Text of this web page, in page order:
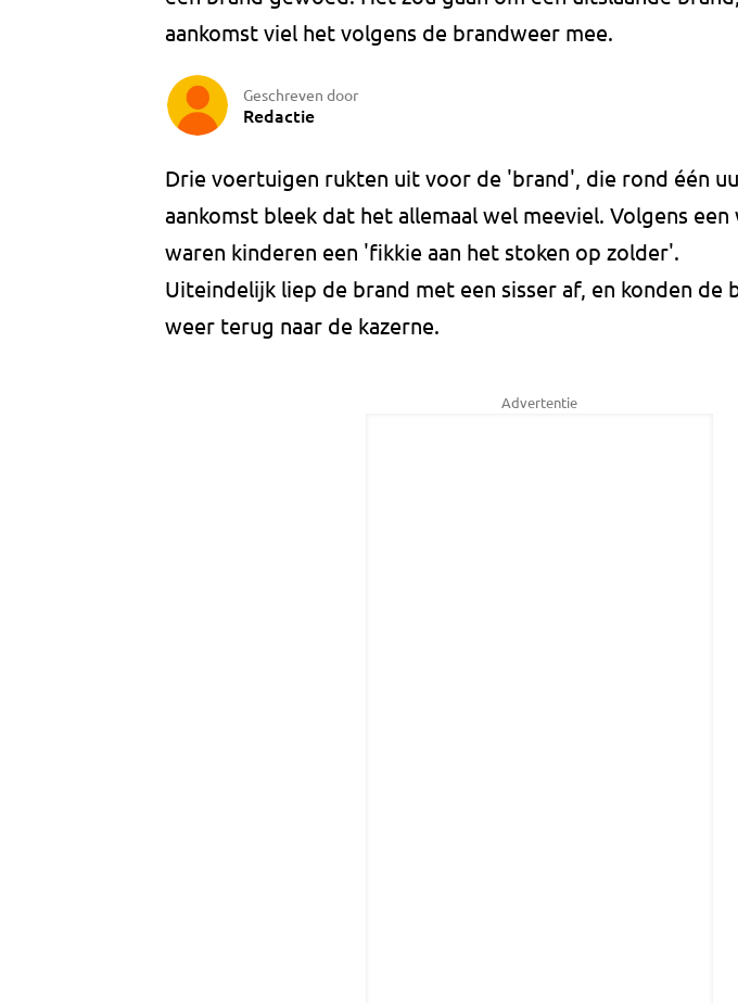
aankomst viel het volgens de brandweer mee.
Geschreven door
Redactie
Drie voertuigen rukten uit voor de 'brand', die rond één
aankomst bleek dat het allemaal wel meeviel. Volgens
waren kinderen een 'fikkie aan het stoken op zolder'.
Uiteindelijk liep de brand met een sisser af, en konden de
weer terug naar de kazerne.
Advertentie